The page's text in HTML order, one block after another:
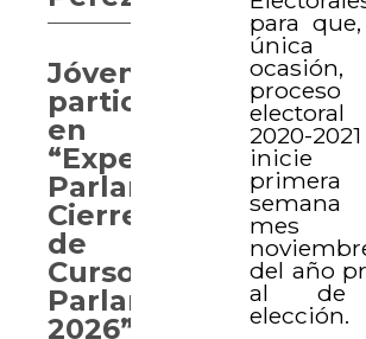
para
única
proceso
electoral
2020-2021
primera
mes
del año
al de
elección.
Jóvenes
participan
en
“Experiencia
Parlamentaria.
Cierre
de
Curso
Parlamentario
2026”